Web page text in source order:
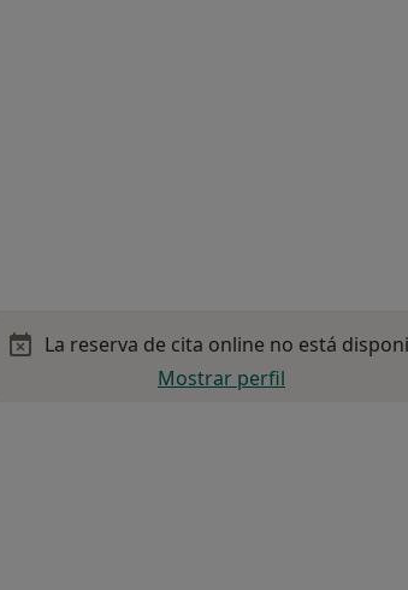
La reserva de cita online no está
Mostrar perfil